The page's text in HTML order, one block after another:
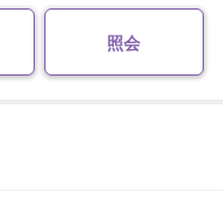
照会